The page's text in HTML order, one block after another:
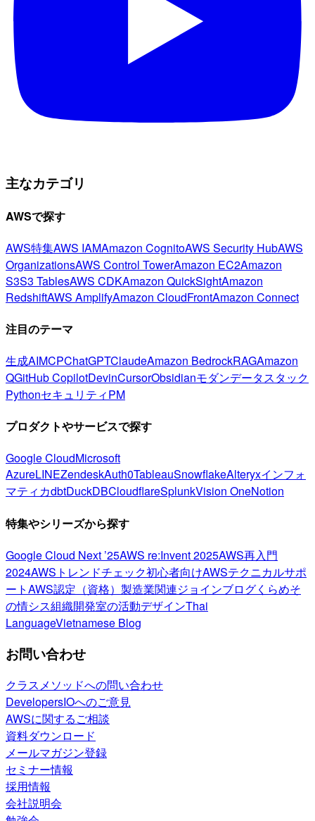
主なカテゴリ
AWSで探す
AWS特集AWS IAMAmazon CognitoAWS Security HubAWS
OrganizationsAWS Control TowerAmazon EC2Amazon
S3S3 TablesAWS CDKAmazon QuickSightAmazon
RedshiftAWS AmplifyAmazon CloudFrontAmazon Connect
注目のテーマ
生成AIMCPChatGPTClaudeAmazon BedrockRAGAmazon
QGitHub CopilotDevinCursorObsidianモダンデータスタック
PythonセキュリティPM
プロダクトやサービスで探す
Google CloudMicrosoft
AzureLINEZendeskAuth0TableauSnowflakeAlteryxインフォ
マティカdbtDuckDBCloudflareSplunkVision OneNotion
特集やシリーズから探す
Google Cloud Next ’25AWS re:Invent 2025AWS再入門
2024AWSトレンドチェック初心者向けAWSテクニカルサポ
ートAWS認定（資格） 製造業関連ジョインブログくらめそ
の情シス組織開発室の活動デザインThai
LanguageVietnamese Blog
お問い合わせ
クラスメソッドへの問い合わせ
DevelopersIOへのご意見
AWSに関するご相談
資料ダウンロード
メールマガジン登録
セミナー情報
採用情報
会社説明会